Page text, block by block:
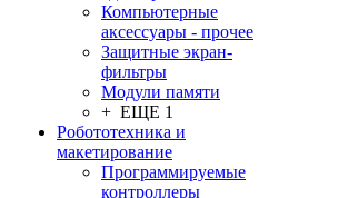
Компьютерные
аксессуары - прочее
Защитные экран-
фильтры
Модули памяти
+ ЕЩЕ 1
Робототехника и
макетирование
Программируемые
контроллеры